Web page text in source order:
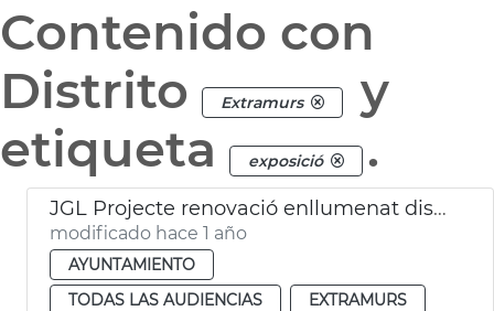
Contenido con
Distrito
Extramurs
y
etiqueta
exposició .
JGL Projecte renovació enllumenat districtes València
modificado hace 1 año
AYUNTAMIENTO
TODAS LAS AUDIENCIAS
EXTRAMURS